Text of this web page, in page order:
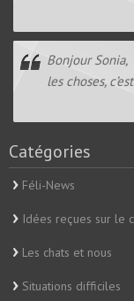
Bonjour
les choses,
Catégories
Féli-News
Idées reçues sur le
Les chats et nous
Situations difficiles